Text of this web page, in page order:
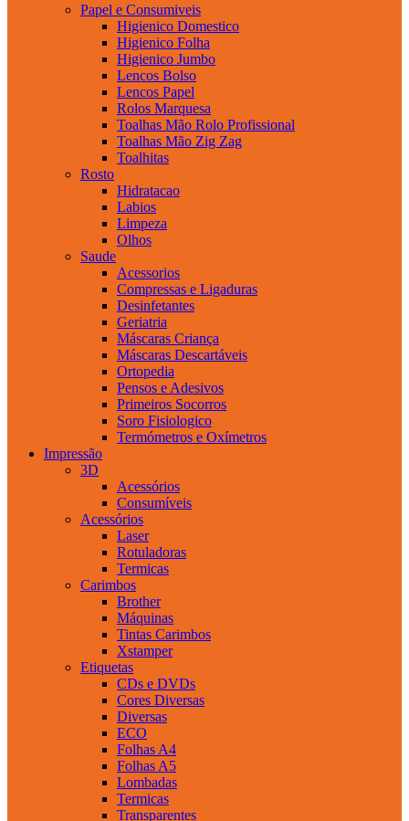
Papel e Consumiveis
Higienico Domestico
Higienico Folha
Higienico Jumbo
Lencos Bolso
Lencos Papel
Rolos Marquesa
Toalhas Mão Rolo Profissional
Toalhas Mão Zig Zag
Toalhitas
Rosto
Hidratacao
Labios
Limpeza
Olhos
Saude
Acessorios
Compressas e Ligaduras
Desinfetantes
Geriatria
Máscaras Criança
Máscaras Descartáveis
Ortopedia
Pensos e Adesivos
Primeiros Socorros
Soro Fisiologico
Termómetros e Oxímetros
Impressão
3D
Acessórios
Consumíveis
Acessórios
Laser
Rotuladoras
Termicas
Carimbos
Brother
Máquinas
Tintas Carimbos
Xstamper
Etiquetas
CDs e DVDs
Cores Diversas
Diversas
ECO
Folhas A4
Folhas A5
Lombadas
Termicas
Transparentes